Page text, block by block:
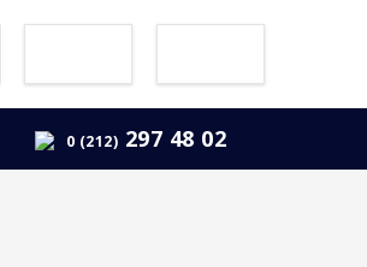
0 (212) 297 48 02